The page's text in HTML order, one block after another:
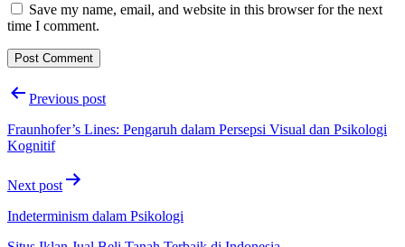
Save my name, email, and website in this browser for the next
time I comment.
PostPrevious post
Fraunhofer’s Lines: Pengaruh dalam Persepsi Visual dan Psikologi
Kognitif
Next post
Indeterminism dalam Psikologi